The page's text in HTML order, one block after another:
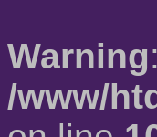
Warning
/www/